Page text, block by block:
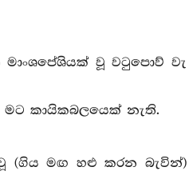
වූ වටුපොව් වැ
කායිකබලයෙක් නැති.
(ගිය මඟ හළු කරන බැවින්)